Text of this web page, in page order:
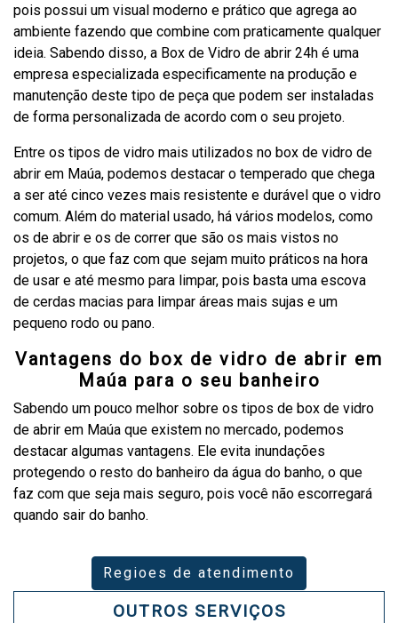
pois possui um visual moderno e prático que agrega ao
ambiente fazendo que combine com praticamente qualquer
ideia. Sabendo disso, a Box de Vidro de abrir 24h é uma
empresa especializada especificamente na produção e
manutenção deste tipo de peça que podem ser instaladas
de forma personalizada de acordo com o seu projeto.
Entre os tipos de vidro mais utilizados no box de vidro de
abrir em Maúa, podemos destacar o temperado que chega
a ser até cinco vezes mais resistente e durável que o vidro
comum. Além do material usado, há vários modelos, como
os de abrir e os de correr que são os mais vistos no
projetos, o que faz com que sejam muito práticos na hora
de usar e até mesmo para limpar, pois basta uma escova
de cerdas macias para limpar áreas mais sujas e um
pequeno rodo ou pano.
Vantagens do box de vidro de abrir em
Maúa para o seu banheiro
Sabendo um pouco melhor sobre os tipos de box de vidro
de abrir em Maúa que existem no mercado, podemos
destacar algumas vantagens. Ele evita inundações
protegendo o resto do banheiro da água do banho, o que
faz com que seja mais seguro, pois você não escorregará
quando sair do banho.
Regioes de atendimento
OUTROS SERVIÇOS